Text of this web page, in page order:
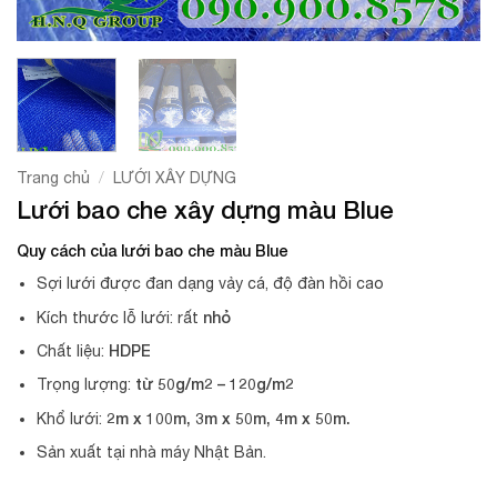
Trang chủ / LƯỚI XÂY DỰNG
Lưới bao che xây dựng màu Blue
Quy cách của lưới bao che màu Blue
Sợi lưới được đan dạng vảy cá, độ đàn hồi cao
Kích thước lỗ lưới: rất nhỏ
Chất liệu: HDPE
Trọng lượng: từ 50g/m2 – 120g/m2
Khổ lưới:2m x 100m, 3m x 50m, 4m x 50m.
Sản xuất tại nhà máy Nhật Bản.